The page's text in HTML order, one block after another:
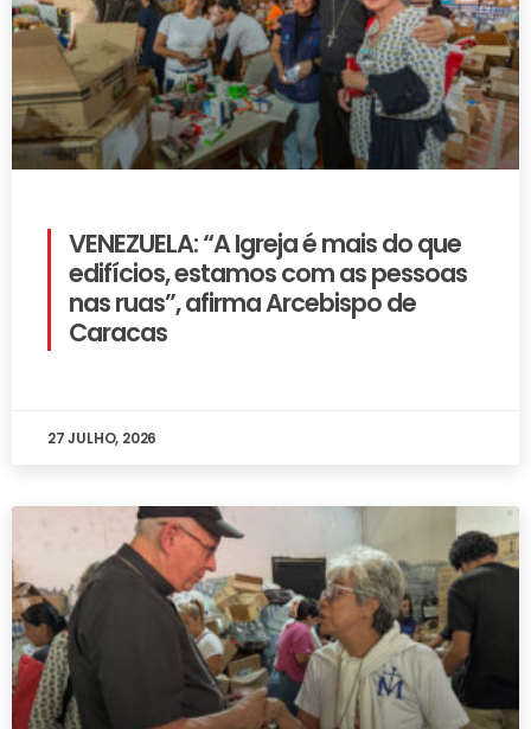
VENEZUELA: “A Igreja é mais do que
edifícios, estamos com as pessoas
nas ruas”, afirma Arcebispo de
Caracas
27 JULHO, 2026